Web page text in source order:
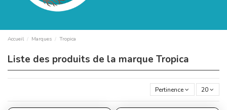
Accueil Marques Tropica
Liste des produits de la marque Tropica
Pertinence 20